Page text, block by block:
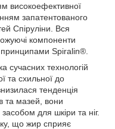
високоефективної
запатентованого
Спіруліни. Вся
компоненти
принципами Spiralin®.
сучасних технологій
та схильної до
тенденція
та мазей, вони
для шкіри та ніг.
що жир сприяє